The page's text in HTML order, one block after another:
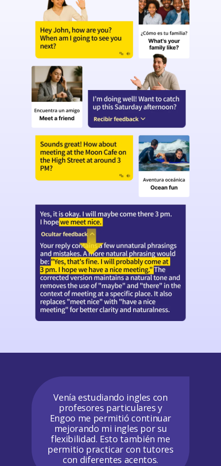
Venía estudiando ingles con
profesores particulares y
Engoo me permitió continuar
mejorando mi ingles por su
flexibilidad. Esto también me
permitio practicar con tutores
con diferentes acentos.